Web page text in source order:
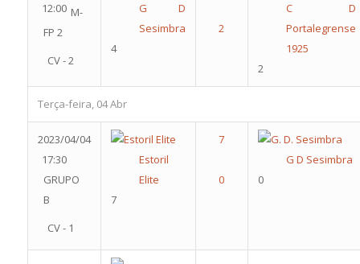
12:00 M-
FP 2
CV - 2
G D
Sesimbra
4
C D
Portalegrense
1925
2
Terça-feira, 04 Abr
2023/04/04
17:30
GRUPO
B
CV - 1
Estoril
Elite
7
G D Sesimbra
0